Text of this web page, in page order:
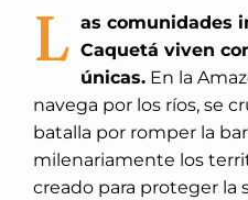
L as comunidades
Caquetá viven
únicas. En la
navega por los ríos, se
batalla por romper la
milenariamente los
creado para proteger la